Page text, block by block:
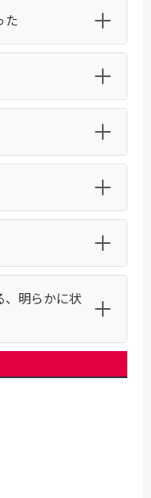
た
、明らかに状